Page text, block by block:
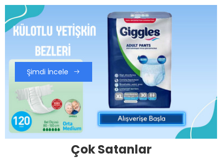
Şimdi İncele
Çok Satanlar